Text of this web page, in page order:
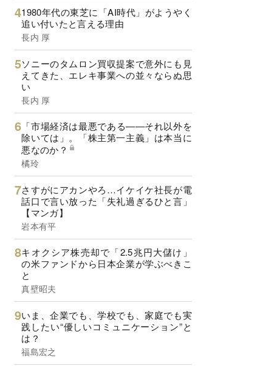
1980年代の東芝に「AI時代」がようやく
追い付いたと言える理由
長内 厚
ソニーのタムロン買収提案で意外にも見
えてきた、エレキ事業への並々ならぬ思
い
長内 厚
「市場経済は最悪である――それ以外を
除いては」。「株主第一主義」は本当に
悪なのか？
橘玲
さすがにアカンやろ…イケイケ社長が電
話口で言い放った「失礼過ぎるひと言」
【マンガ】
岩本有平
キオクシア株売却で「2.5兆円大儲け」
の米ファンドから日本企業が学ぶべきこ
と
真壁昭夫
いま、企業でも、学校でも、家庭でも実
践したい“優しいコミュニケーション”と
は？
福島宏之